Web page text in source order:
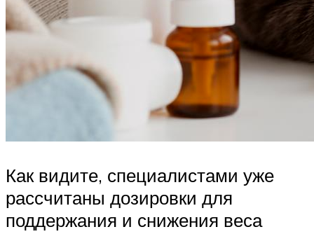
Как видите, специалистами уже
рассчитаны дозировки для
поддержания и снижения веса